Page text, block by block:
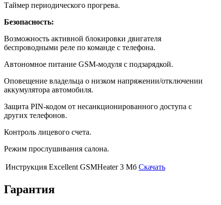
Таймер периодического прогрева.
Безопасность:
Возможность активной блокировки двигателя
беспроводными реле по команде с телефона.
Автономное питание GSM-модуля с подзарядкой.
Оповещение владельца о низком напряжении/отключении
аккумулятора автомобиля.
Защита PIN-кодом от несанкционированного доступа с
других телефонов.
Контроль лицевого счета.
Режим прослушивания салона.
Инструкция Excellent GSMHeater 3 Мб Скачать
Гарантия